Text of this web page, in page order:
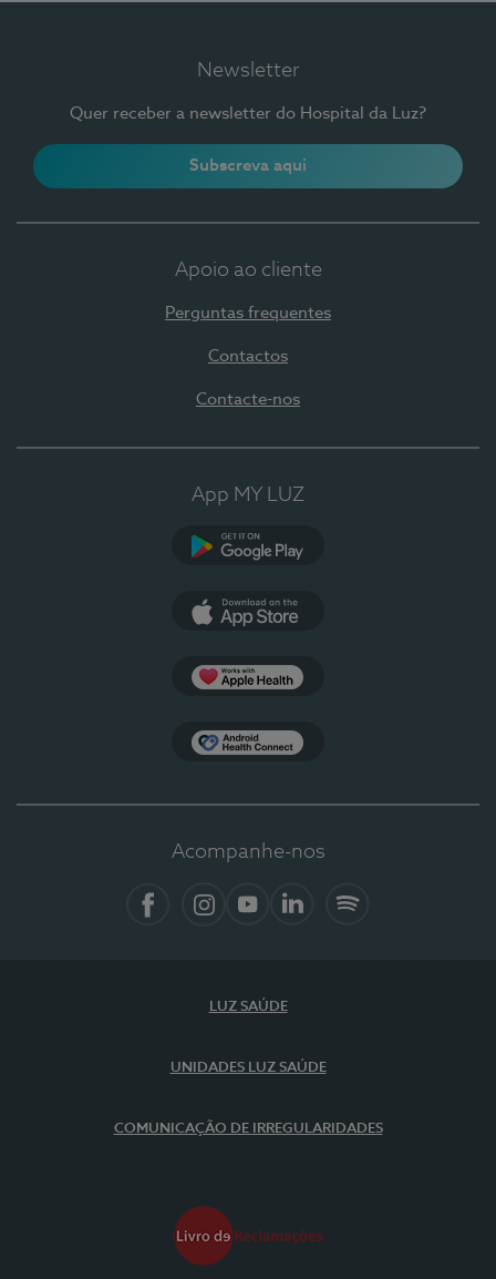
Newsletter
Quer receber a newsletter do Hospital da Luz?
Subscreva aqui
Apoio ao cliente
Perguntas frequentes
Contactos
Contacte-nos
App MY LUZ
Acompanhe-nos
LUZ SAÚDE
UNIDADES LUZ SAÚDE
COMUNICAÇÃO DE IRREGULARIDADES